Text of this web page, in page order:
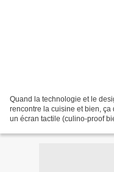
Quand la technologie et le
rencontre la cuisine et bien, ça
un écran tactile (culino-proof